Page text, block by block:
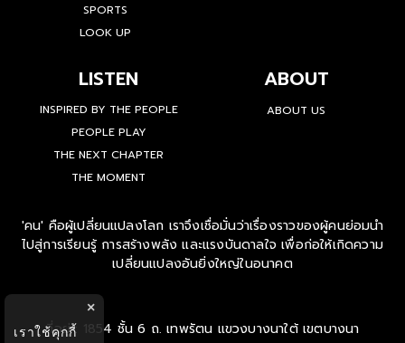
SPORTS
LOOK UP
LISTEN
INSPIRED BY THE PEOPLE
PEOPLE PLAY
THE NEXT CHAPTER
THE MOMENT
ABOUT
ABOUT US
'คน' คือผู้เปลี่ยนแปลงโลก เราจึงเชื่อมั่นว่าเรื่องราวของผู้คนย่อมนำ
ไปสู่การเรียนรู้ การสร้างพลัง และแรงบันดาลใจ เพื่อก่อให้เกิดความ
เปลี่ยนแปลงอันยิ่งใหญ่ในอนาคต
ที่อยู่ : 1854 ชั้น 6 ถ. เทพรัตน แขวงบางนาใต้ เขตบางนา
×
เราใช้คุกกี้